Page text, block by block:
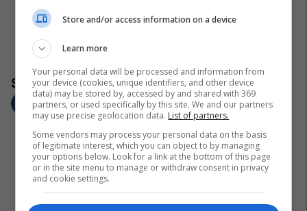
Store and/or access information on a device
Learn more
Your personal data will be processed and information from
your device (cookies, unique identifiers, and other device
data) may be stored by, accessed by and shared with 369
partners, or used specifically by this site. We and our partners
may use precise geolocation data. List of partners.
Some vendors may process your personal data on the basis
of legitimate interest, which you can object to by managing
your options below. Look for a link at the bottom of this page
or in the site menu to manage or withdraw consent in privacy
and cookie settings.